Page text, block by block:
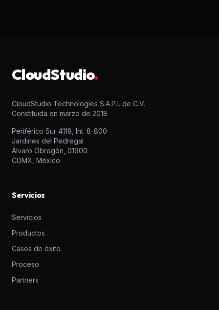
CloudStudio.
CloudStudio Technologies S.A.P.I. de C.V.
Constituida en marzo de 2018
Periférico Sur 4118, Int. 8-800
Jardines del Pedregal
Álvaro Obregón, 01900
CDMX, México
Servicios
Servicios
Productos
Casos de éxito
Proceso
Partners